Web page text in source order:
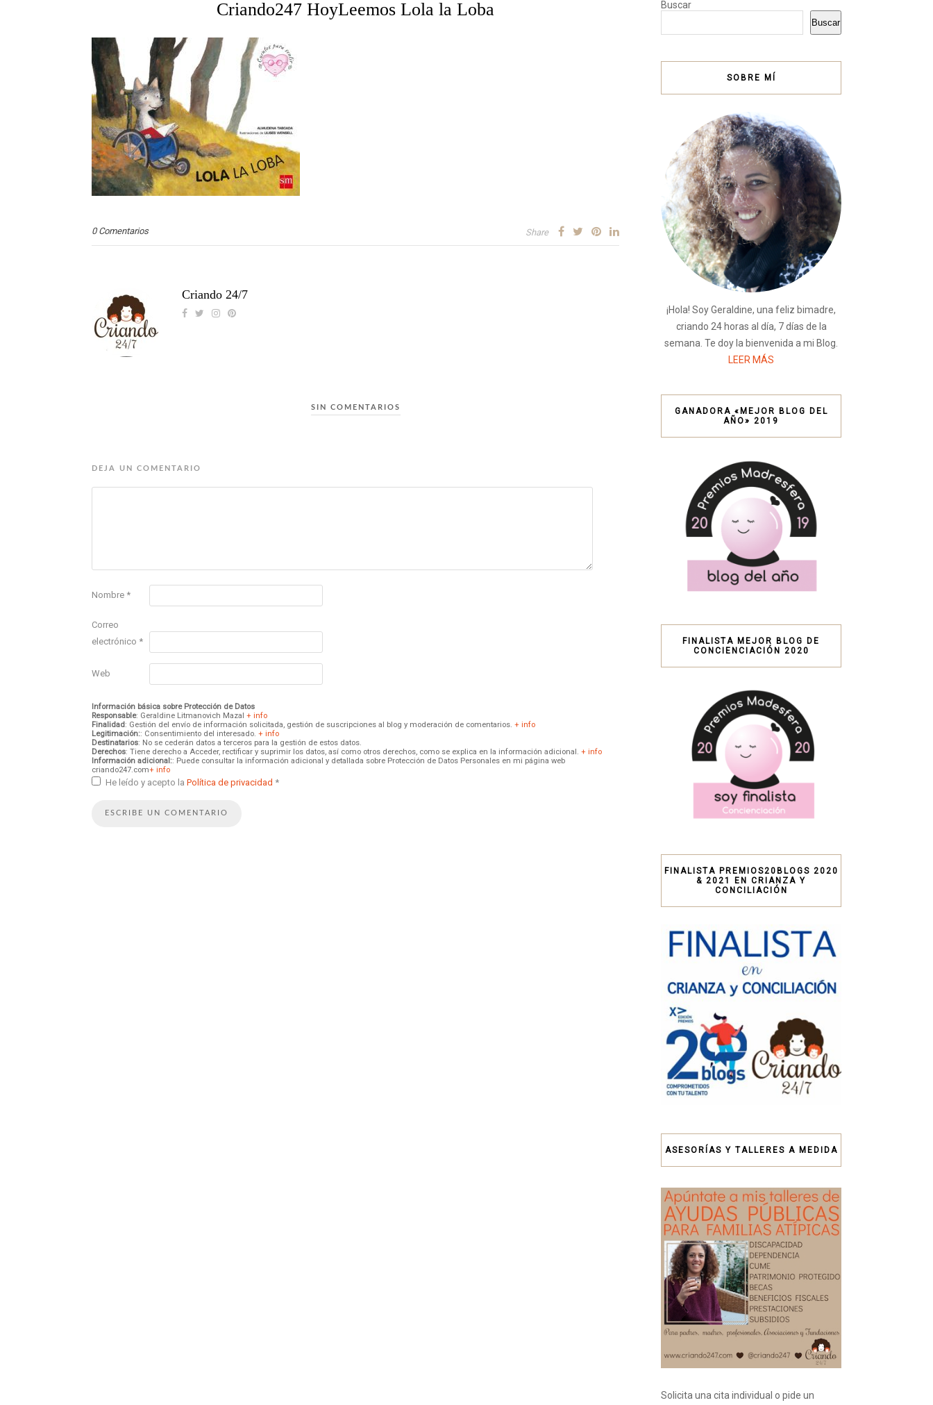
Criando247 HoyLeemos Lola la Loba
0 Comentarios Share
Criando 24/7
SIN COMENTARIOS
DEJA UN COMENTARIO
Nombre *
Correo
electrónico *
Web
Información básica sobre Protección de Datos
Responsable: Geraldine Litmanovich Mazal + info
Finalidad: Gestión del envío de información solicitada, gestión de suscripciones al blog y moderación de comentarios. + info
Legitimación:: Consentimiento del interesado. + info
Destinatarios: No se cederán datos a terceros para la gestión de estos datos.
Derechos: Tiene derecho a Acceder, rectificar y suprimir los datos, así como otros derechos, como se explica en la información adicional. + info
Información adicional:: Puede consultar la información adicional y detallada sobre Protección de Datos Personales en mi página web
criando247.com+ info
He leído y acepto la Política de privacidad *
Buscar
Buscar
SOBRE MÍ
¡Hola! Soy Geraldine, una feliz bimadre,
criando 24 horas al día, 7 días de la
semana. Te doy la bienvenida a mi Blog.
LEER MÁS
GANADORA «MEJOR BLOG DEL
AÑO» 2019
FINALISTA MEJOR BLOG DE
CONCIENCIACIÓN 2020
FINALISTA PREMIOS20BLOGS 2020
& 2021 EN CRIANZA Y
CONCILIACIÓN
ASESORÍAS Y TALLERES A MEDIDA
Solicita una cita individual o pide un